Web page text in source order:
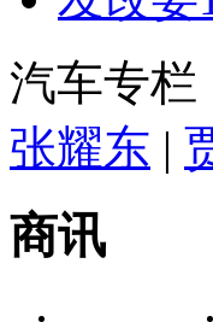
汽车专栏
张耀东 |
商讯